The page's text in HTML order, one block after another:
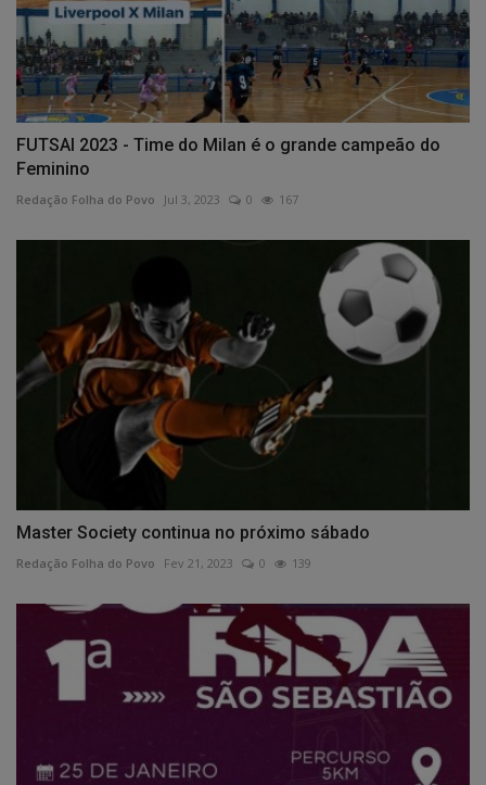
FUTSAl 2023 - Time do Milan é o grande campeão do
Feminino
Redação Folha do Povo Jul 3, 2023 0 167
Master Society continua no próximo sábado
Redação Folha do Povo Fev 21, 2023 0 139